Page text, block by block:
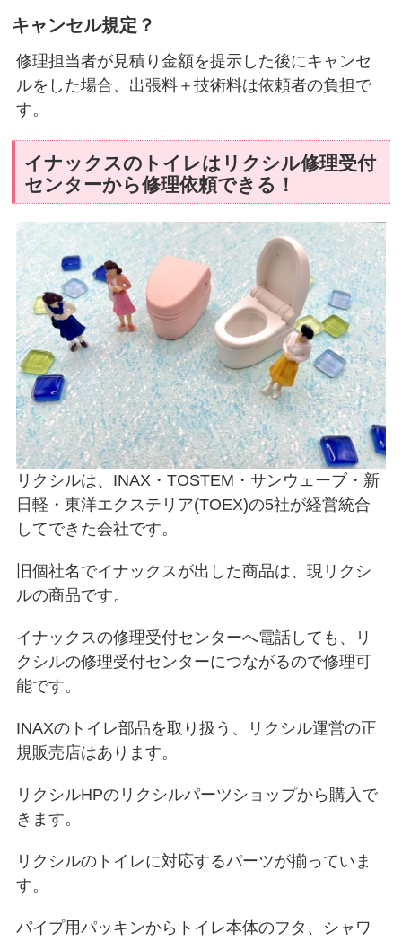
キャンセル規定？
修理担当者が見積り金額を提示した後にキャンセ
ルをした場合、出張料＋技術料は依頼者の負担で
す。
イナックスのトイレはリクシル修理受付
センターから修理依頼できる！
リクシルは、INAX・TOSTEM・サンウェーブ・新
日軽・東洋エクステリア(TOEX)の5社が経営統合
してできた会社です。
旧個社名でイナックスが出した商品は、現リクシ
ルの商品です。
イナックスの修理受付センターへ電話しても、リ
クシルの修理受付センターにつながるので修理可
能です。
INAXのトイレ部品を取り扱う、リクシル運営の正
規販売店はあります。
リクシルHPのリクシルパーツショップから購入で
きます。
リクシルのトイレに対応するパーツが揃っていま
す。
パイプ用パッキンからトイレ本体のフタ、シャワ